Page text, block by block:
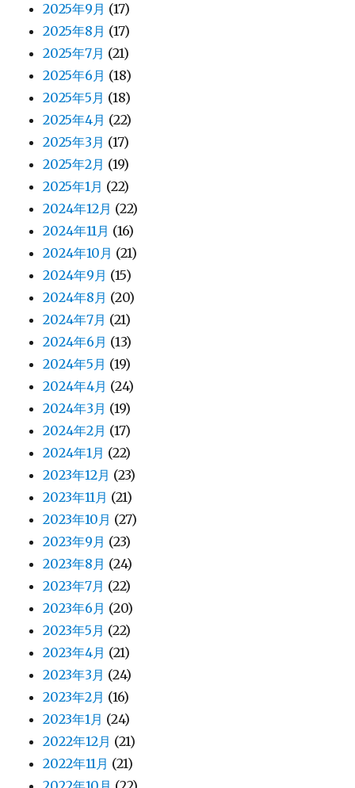
2025年9月 (17)
2025年8月 (17)
2025年7月 (21)
2025年6月 (18)
2025年5月 (18)
2025年4月 (22)
2025年3月 (17)
2025年2月 (19)
2025年1月 (22)
2024年12月 (22)
2024年11月 (16)
2024年10月 (21)
2024年9月 (15)
2024年8月 (20)
2024年7月 (21)
2024年6月 (13)
2024年5月 (19)
2024年4月 (24)
2024年3月 (19)
2024年2月 (17)
2024年1月 (22)
2023年12月 (23)
2023年11月 (21)
2023年10月 (27)
2023年9月 (23)
2023年8月 (24)
2023年7月 (22)
2023年6月 (20)
2023年5月 (22)
2023年4月 (21)
2023年3月 (24)
2023年2月 (16)
2023年1月 (24)
2022年12月 (21)
2022年11月 (21)